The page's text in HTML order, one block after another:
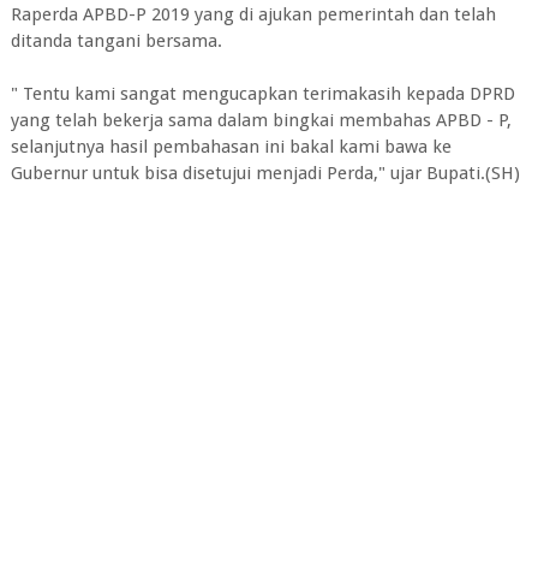
Raperda APBD-P 2019 yang di ajukan pemerintah dan telah
ditanda tangani bersama.
" Tentu kami sangat mengucapkan terimakasih kepada DPRD
yang telah bekerja sama dalam bingkai membahas APBD - P,
selanjutnya hasil pembahasan ini bakal kami bawa ke
Gubernur untuk bisa disetujui menjadi Perda," ujar Bupati.(SH)